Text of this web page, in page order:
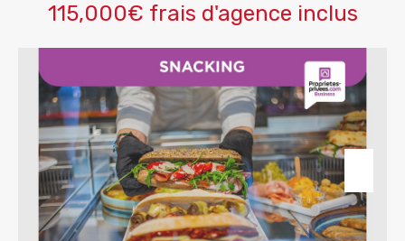
115,000€ frais d'agence inclus